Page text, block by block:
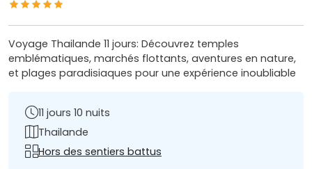
Voyage Thailande 11 jours: Découvrez temples
emblématiques, marchés flottants, aventures en nature,
et plages paradisiaques pour une expérience inoubliable
11 jours 10 nuits
Thailande
Hors des sentiers battus